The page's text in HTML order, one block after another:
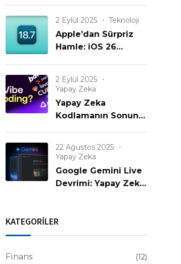
2 Eylül 2025 Teknoloji
Apple’dan Sürpriz
Hamle: iOS 26
iPhone’lar
Unutulmadı mı?
2 Eylül 2025
Yapay Zeka
Yapay Zeka
Kodlamanın Sonunu
mı?
22 Ağustos 2025
Yapay Zeka
Google Gemini Live
Devrimi: Yapay Zeka
Anlıyor!
KATEGORİLER
Finans (12)